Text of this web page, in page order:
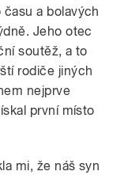
a bolavých
Jeho otec
soutěž, a to
rodiče jiných
nejprve
první místo
mi, že náš syn